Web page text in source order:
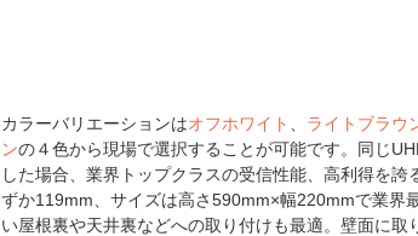
カラーバリエーションはオフホワイト ライトブラウ
ンの４色から現場で選択することが可能です。同じ
した場合、業界トップクラスの受信性能、高利得を
ずか119mm、サイズは高さ590mm×幅220mmで業界
い屋根裏や天井裏などへの取り付けも最適。壁面に